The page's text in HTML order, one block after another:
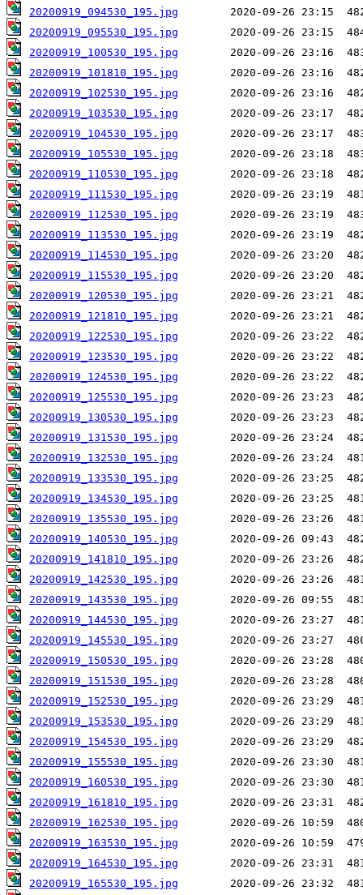
20200919_094530_195.jpg
20200919_095530_195.jpg
20200919_100530_195.jpg
20200919_101810_195.jpg
20200919_102530_195.jpg
20200919_103530_195.jpg
20200919_104530_195.jpg
20200919_105530_195.jpg
20200919_110530_195.jpg
20200919_111530_195.jpg
20200919_112530_195.jpg
20200919_113530_195.jpg
20200919_114530_195.jpg
20200919_115530_195.jpg
20200919_120530_195.jpg
20200919_121810_195.jpg
20200919_122530_195.jpg
20200919_123530_195.jpg
20200919_124530_195.jpg
20200919_125530_195.jpg
20200919_130530_195.jpg
20200919_131530_195.jpg
20200919_132530_195.jpg
20200919_133530_195.jpg
20200919_134530_195.jpg
20200919_135530_195.jpg
20200919_140530_195.jpg
20200919_141810_195.jpg
20200919_142530_195.jpg
20200919_143530_195.jpg
20200919_144530_195.jpg
20200919_145530_195.jpg
20200919_150530_195.jpg
20200919_151530_195.jpg
20200919_152530_195.jpg
20200919_153530_195.jpg
20200919_154530_195.jpg
20200919_155530_195.jpg
20200919_160530_195.jpg
20200919_161810_195.jpg
20200919_162530_195.jpg
20200919_163530_195.jpg
20200919_164530_195.jpg
20200919_165530_195.jpg